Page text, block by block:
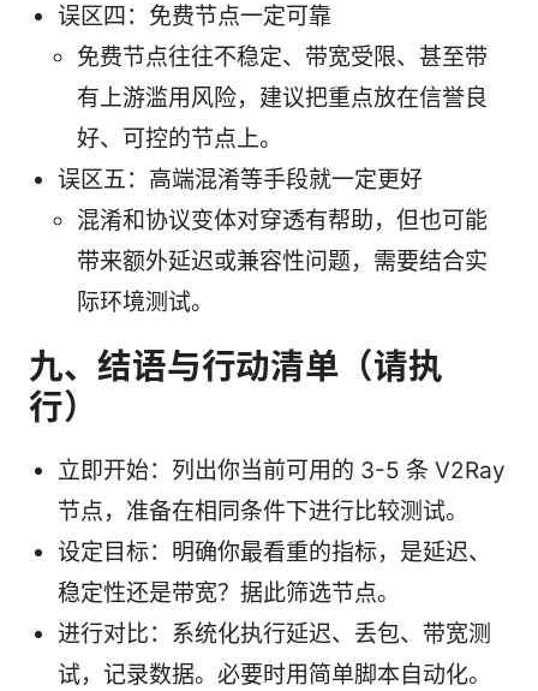
误区四：免费节点一定可靠
免费节点往往不稳定、带宽受限、甚至带
有上游滥用风险，建议把重点放在信誉良
好、可控的节点上。
误区五：高端混淆等手段就一定更好
混淆和协议变体对穿透有帮助，但也可能
带来额外延迟或兼容性问题，需要结合实
际环境测试。
九、结语与行动清单（请执
行）
立即开始：列出你当前可用的 3-5 条 V2Ray
节点，准备在相同条件下进行比较测试。
设定目标：明确你最看重的指标，是延迟、
稳定性还是带宽？据此筛选节点。
进行对比：系统化执行延迟、丢包、带宽测
试，记录数据。必要时用简单脚本自动化。